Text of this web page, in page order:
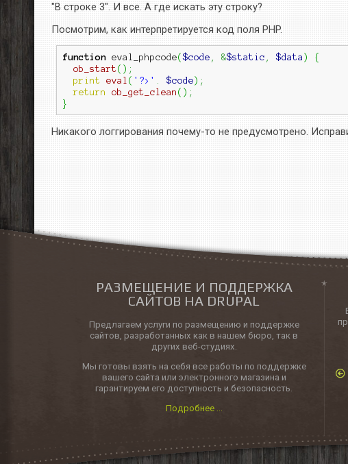
"В строке 3". И все. А где искать эту строку?
Посмотрим, как интерпретируется код поля PHP.
function eval_phpcode($code &$static $data )
{
ob_start ( ) ;
print
eval ( '?>' $code) ;
return
ob_get_clean ( ) ;
}
Никакого логгирования почему-то не предусмотрено.
РАЗМЕЩЕНИЕ И ПОДДЕРЖКА
САЙТОВ НА DRUPAL
Предлагаем услуги по размещению и поддержке
сайтов, разработанных как в нашем бюро, так в
других веб-студиях.
Мы готовы взять на себя все работы по поддержке
вашего сайта или электронного магазина и
гарантируем его доступность и безопасность.
Подробнее ...